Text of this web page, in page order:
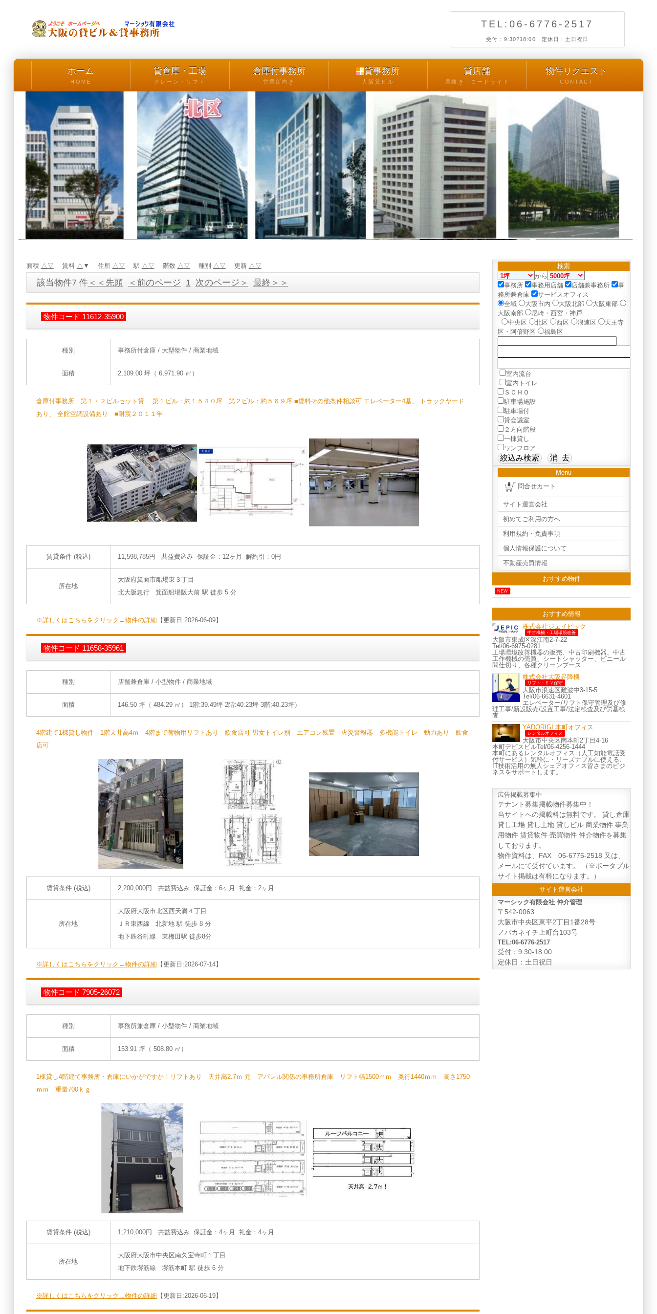
TEL:06-6776-2517
受付：9:30?18:00 定休日：土日祝日
ホーム
HOME
貸倉庫・工場
クレーン・リフト
倉庫付事務所
営業所向き
貸事務所
大阪貸ビル
貸店舗
居抜き・ロードサイド
物件リクエスト
CONTACT
面積 △ ▽ 賃料 △ ▼ 住所 △ ▽ 駅 △ ▽ 階数 △ ▽ 種別 △ ▽ 更新 △ ▽
該当物件7 件＜＜先頭 ＜前のページ 1 次のページ＞ 最終＞＞
物件コード 11612-35900
種別 事務所付倉庫 / 大型物件 / 商業地域
面積 2,109.00 坪（ 6,971.90 ㎡）
倉庫付事務所 第１・２ビルセット貸 第１ビル：約１５４０坪 第２ビル：約５６９坪 ■賃料その他条件相談可 エレベーター4基、 トラックヤード
あり、 全館空調設備あり ■耐震２０１１年
賃貸条件 (税込) 11,598,785円 共益費込み 保証金：12ヶ月 解約引：0円
所在地
大阪府箕面市船場東３丁目
北大阪急行 箕面船場阪大前 駅 徒歩 5 分
※詳しくはこちらをクリック→物件の詳細 【更新日:2026-06-09】
物件コード 11658-35961
種別 店舗兼倉庫 / 小型物件 / 商業地域
面積 146.50 坪（ 484.29 ㎡） 1階:39.49坪 2階:40.23坪 3階:40.23坪）
4階建て1棟貸し物件 1階天井高4ｍ 4階まで荷物用リフトあり 飲食店可 男女トイレ別 エアコン残置 火災警報器 多機能トイレ 動力あり 飲食
店可
賃貸条件 (税込) 2,200,000円 共益費込み 保証金：6ヶ月 礼金：2ヶ月
所在地
大阪府大阪市北区西天満４丁目
ＪＲ東西線 北新地 駅 徒歩 8 分
地下鉄谷町線 東梅田駅 徒歩8分
※詳しくはこちらをクリック→物件の詳細 【更新日:2026-07-14】
物件コード 7905-26072
種別 事務所兼倉庫 / 小型物件 / 商業地域
面積 153.91 坪（ 508.80 ㎡）
1棟貸し4階建て事務所・倉庫にいかがですか！リフトあり 天井高2.7ｍ 元 アパレル関係の事務所倉庫 リフト幅1500ｍｍ 奥行1440ｍｍ 高さ1750
ｍｍ 重量700ｋｇ
賃貸条件 (税込) 1,210,000円 共益費込み 保証金：4ヶ月 礼金：4ヶ月
所在地
大阪府大阪市中央区南久宝寺町１丁目
地下鉄堺筋線 堺筋本町 駅 徒歩 6 分
※詳しくはこちらをクリック→物件の詳細 【更新日:2026-06-19】
検索
から
事務所
事務用店舗 店舗兼事務所
事
務所兼倉庫
サービスオフィス
全域
大阪市内 大阪北部
大阪東部
大阪南部
尼崎・西宮・神戸
中央区
北区 西区 浪速区
天王寺
区・阿倍野区
福島区
室内流台
室内トイレ
ＳＯＨＯ
駐車場施設
駐車場付
貸会議室
２方向階段
一棟貸し
ワンフロア
Menu
問合せカート
サイト運営会社
初めてご利用の方へ
利用規約・免責事項
個人情報保護について
不動産売買情報
おすすめ物件
NEW
おすすめ情報
株式会社ジェイピック
中古機械・工場環境改善
大阪市東成区深江南2-7-22
Tel/06-6975-0281
工場環境改善機器の販売、中古印刷機器、中古
工作機械の売買、シートシャッター、ビニール
間仕切り、各種クリーンブース
株式会社大阪昇降機
リフト・ＥＶ保守
大阪市浪速区難波中3-15-5
Tel/06-6631-4601
エレベーター/リフト保守管理及び修
理工事/新設販売/設置工事/法定検査及び労基検
査
YADORIGI 本町オフィス
レンタルオフィス
大阪市中央区南本町2丁目4-16
本町デビスビルTel/06-4256-1444
本町にあるレンタルオフィス（人工知能電話受
付サービス）気軽に・リーズナブルに使える、
IT技術活用の無人シェアオフィス皆さまのビジ
ネスをサポートします。
広告掲載募集中
テナント募集掲載物件募集中！
当サイトへの掲載料は無料です。 貸し倉庫
貸し工場 貸し土地 貸しビル 商業物件 事業
用物件 賃貸物件 売買物件 仲介物件を募集
しております。
物件資料は、FAX 06-6776-2518 又は、
メールにて受付ています。 （※ポータプル
サイト掲載は有料になります。）
サイト運営会社
マーシック有限会社 仲介管理
〒542-0063
大阪市中央区東平2丁目1番28号
ノバカネイチ上町台103号
TEL:06-6776-2517
受付：9:30-18:00
定休日：土日祝日